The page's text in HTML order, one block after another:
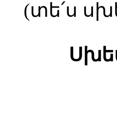
(տե՛ս